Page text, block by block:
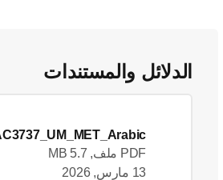
الدلائل والمستندات
AC3737_UM_MET_Arabic
PDF ملف, 5.7 MB
13 مارس, 2026